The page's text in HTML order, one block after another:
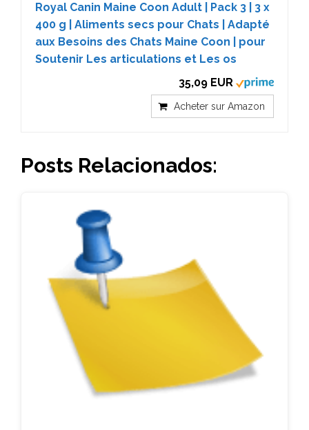
Royal Canin Maine Coon Adult | Pack 3 | 3 x
400 g | Aliments secs pour Chats | Adapté
aux Besoins des Chats Maine Coon | pour
Soutenir Les articulations et Les os
35,09 EUR
Acheter sur Amazon
Posts Relacionados: